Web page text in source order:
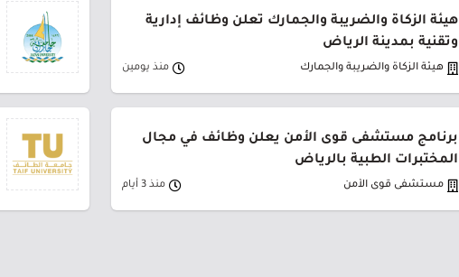
هيئة الزكاة والضريبة والجمارك تعلن وظائف إدارية
وتقنية بمدينة الرياض
هيئة الزكاة والضريبة والجمارك منذ يومين
برنامج مستشفى قوى الأمن يعلن وظائف في مجال
المختبرات الطبية بالرياض
مستشفى قوى الأمن منذ 3 أيام